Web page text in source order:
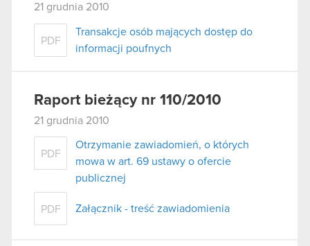
21 grudnia 2010
PDF
Transakcje osób mających dostęp do
informacji poufnych
Raport bieżący nr 110/2010
21 grudnia 2010
PDF
Otrzymanie zawiadomień, o których
mowa w art. 69 ustawy o ofercie
publicznej
PDF Załącznik - treść zawiadomienia